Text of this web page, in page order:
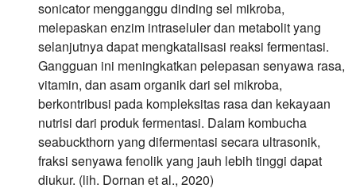
sonicator mengganggu dinding sel mikroba,
melepaskan enzim intraseluler dan metabolit yang
selanjutnya dapat mengkatalisasi reaksi fermentasi.
Gangguan ini meningkatkan pelepasan senyawa rasa,
vitamin, dan asam organik dari sel mikroba,
berkontribusi pada kompleksitas rasa dan kekayaan
nutrisi dari produk fermentasi. Dalam kombucha
seabuckthorn yang difermentasi secara ultrasonik,
fraksi senyawa fenolik yang jauh lebih tinggi dapat
diukur. (lih. Dornan et al., 2020)